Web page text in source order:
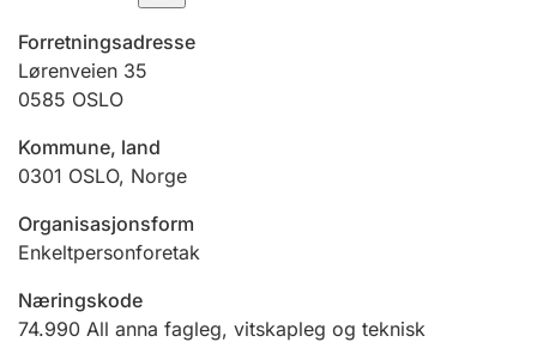
Tinglysing
Jeger
Ektepaktrettleiaren
Andre tema
Forretningsadresse
Lørenveien 35
0585 OSLO
Kommune, land
0301 OSLO, Norge
Organisasjonsform
Enkeltpersonforetak
Næringskode
74.990 All anna fagleg, vitskapleg og teknisk